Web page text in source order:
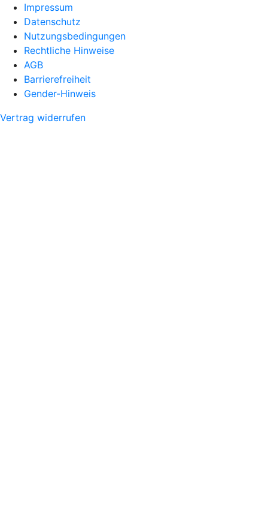
Impressum
Datenschutz
Nutzungsbedingungen
Rechtliche Hinweise
AGB
Barrierefreiheit
Gender-Hinweis
Vertrag widerrufen